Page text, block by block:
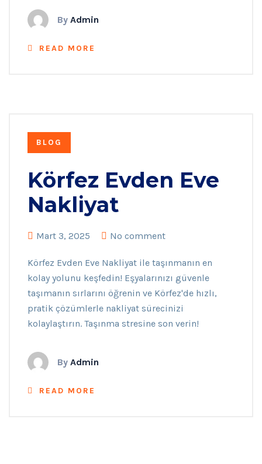
By Admin
READ MORE
BLOG
Körfez Evden Eve
Nakliyat
Mart 3, 2025 No comment
Körfez Evden Eve Nakliyat ile taşınmanın en
kolay yolunu keşfedin! Eşyalarınızı güvenle
taşımanın sırlarını öğrenin ve Körfez'de hızlı,
pratik çözümlerle nakliyat sürecinizi
kolaylaştırın. Taşınma stresine son verin!
By Admin
READ MORE